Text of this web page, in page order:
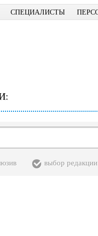
СПЕЦИАЛИСТЫ
выбор редакции